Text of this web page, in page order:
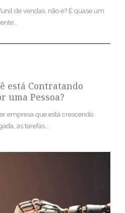
de vendas, não é? É quase um
está Contratando
uma Pessoa?
empresa que está crescendo.
as tarefas...